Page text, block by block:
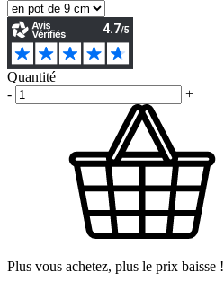
Quantité
-
+
Plus vous achetez, plus le prix baisse !